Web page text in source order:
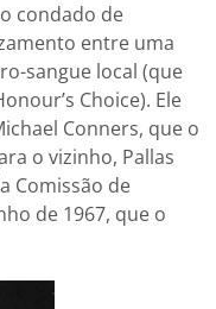
condado de
entre uma
sangue local (que
Choice). Ele
Conners, que o
o vizinho, Pallas
Comissão de
de 1967, que o